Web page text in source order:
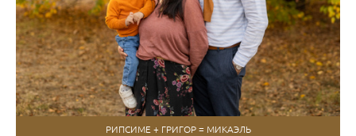
РИПСИМЕ + ГРИГОР = МИКАЭЛЬ